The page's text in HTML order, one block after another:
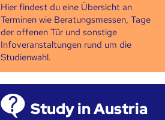
Hier findest du eine Übersicht an
Terminen wie Beratungsmessen, Tage
der offenen Tür und sonstige
Infoveranstaltungen rund um die
Studienwahl.
Study in Austria